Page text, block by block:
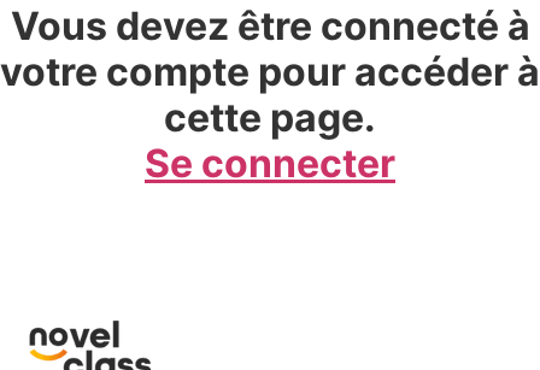
Vous devez être connecté à
votre compte pour accéder à
cette page.
Se connecter